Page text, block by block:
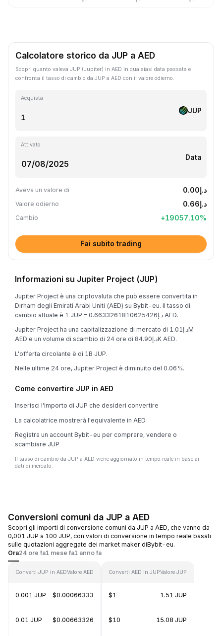
Calcolatore storico da JUP a AED
Scopri quanto valeva JUP (Jupiter) in AED in qualsiasi data passata e
confronta il tasso di cambio da JUP a AED con il valore odierno.
Acquista
JUP
Attivato
Data
Aveva un valore di د.إ0.00
Valore odierno د.إ0.66
Cambio +19057.10%
Fai subito trading
Informazioni su Jupiter Project (JUP)
Jupiter Project è una criptovaluta che può essere convertita in
Dirham degli Emirati Arabi Uniti (AED) su Bybit-eu. Il tasso di
cambio attuale è 1 JUP = د.إ0.6633261810625426 AED.
Jupiter Project ha una capitalizzazione di mercato di د.إ1.01M
AED e un volume di scambio di 24 ore di د.إ84.90K AED.
L'offerta circolante è di 1B JUP.
Nelle ultime 24 ore, Jupiter Project è diminuito del 0.06%.
Come convertire JUP in AED
Inserisci l'importo di JUP che desideri convertire
La calcolatrice mostrerà l'equivalente in AED
Registra un account Bybit-eu per comprare, vendere o
scambiare JUP
Il tasso di cambio da JUP a AED viene aggiornato in tempo reale in base ai
dati di mercato.
Conversioni comuni da JUP a AED
Scopri gli importi di conversione comuni da JUP a AED, che vanno da
0,001 JUP a 100 JUP, con valori di conversione in tempo reale basati
sulle quotazioni aggregate dei market maker diBybit-eu.
Ora24 ore fa1 mese fa1 anno fa
Converti JUP in AEDValore AED
0.001 JUP $0.00066333
0.01 JUP $0.00663326
Converti AED in JUPValore JUP
$1 1.51 JUP
$10 15.08 JUP